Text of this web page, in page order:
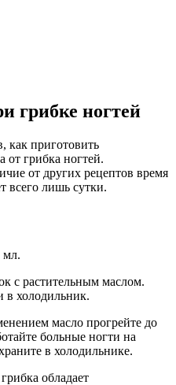
грибке ногтей
как приготовить
от грибка ногтей.
от других рецептов время
всего лишь сутки.
мл.
с растительным маслом.
в холодильник.
масло прогрейте до
больные ногти на
в холодильнике.
обладает